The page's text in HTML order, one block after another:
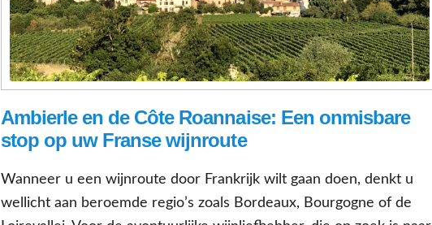
Ambierle en de Côte Roannaise: Een onmisbare
stop op uw Franse wijnroute
Wanneer u een wijnroute door Frankrijk wilt gaan doen, denkt u
wellicht aan beroemde regio’s zoals Bordeaux, Bourgogne of de